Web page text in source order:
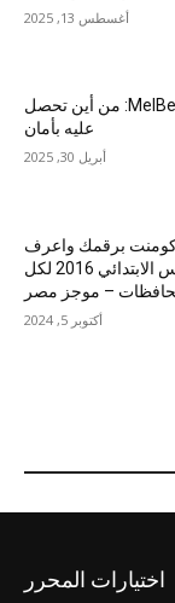
أغسطس 13, 2025
أحدث إصدار من MelBet APK: من أين تحصل
عليه بأمان
أبريل 30, 2025
5 .. اكتب كومنت برقمك واعرف
نتيجة الصف الخامس الابتدائي 2016 لكل
– موجز مصر
أكتوبر 5, 2024
اختيارات المحرر